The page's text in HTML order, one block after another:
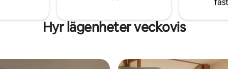
Hyr lägenheter veckovis